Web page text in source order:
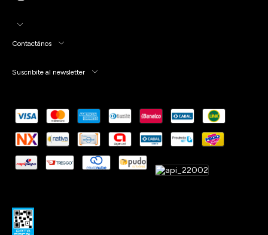
Contactános
Suscribite al newsletter